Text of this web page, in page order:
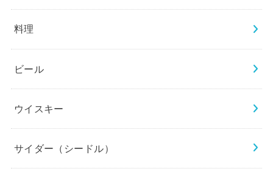
料理
ビール
ウイスキー
サイダー（シードル）